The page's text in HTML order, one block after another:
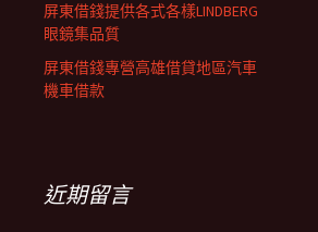
屏東借錢提供各式各樣LINDBERG
眼鏡集品質
屏東借錢專營高雄借貸地區汽車
機車借款
近期留言